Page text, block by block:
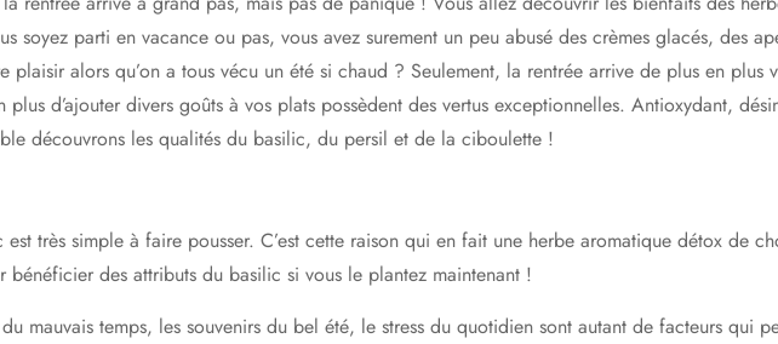
soyez parti en vacance ou pas, vous avez surement un peu abusé des crèmes glacés, des
alors qu’on a tous vécu un été si chaud ? Seulement, la rentrée arrive de plus en plus
d’ajouter divers goûts à vos plats possèdent des vertus exceptionnelles. Antioxydant,
découvrons les qualités du basilic, du persil et de la ciboulette !
très simple à faire pousser. C’est cette raison qui en fait une herbe aromatique détox de
bénéficier des attributs du basilic si vous le plantez maintenant !
mauvais temps, les souvenirs du bel été, le stress du quotidien sont autant de facteurs qui